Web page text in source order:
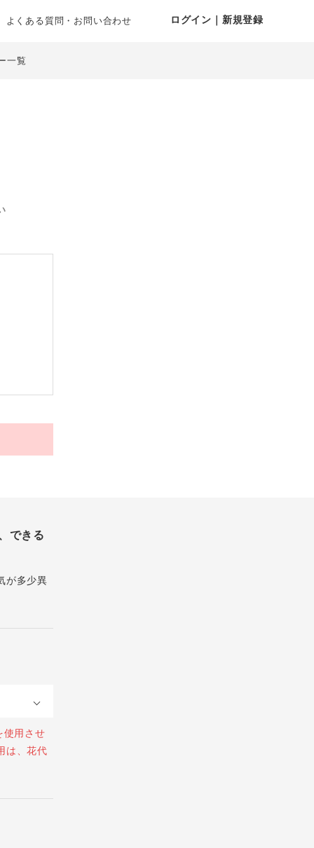
よくある質問・お問い合わせ ログイン｜新規登録
一覧
できる
が多少異
使用させ
は、花代